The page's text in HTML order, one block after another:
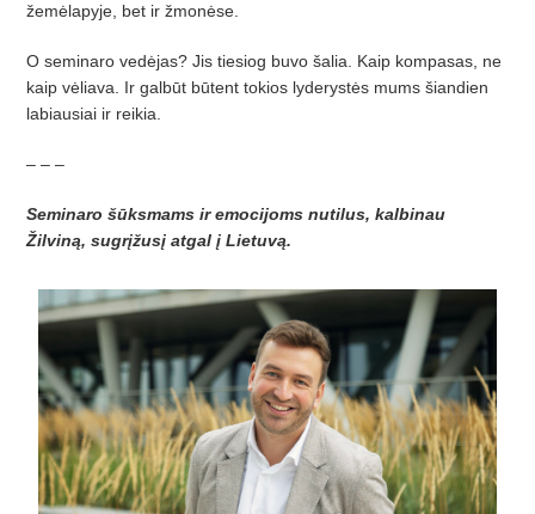
žemėlapyje, bet ir žmonėse.
O seminaro vedėjas? Jis tiesiog buvo šalia. Kaip kompasas, ne
kaip vėliava. Ir galbūt būtent tokios lyderystės mums šiandien
labiausiai ir reikia.
– – –
Seminaro šūksmams ir emocijoms nutilus, kalbinau
Žilviną, sugrįžusį atgal į Lietuvą.